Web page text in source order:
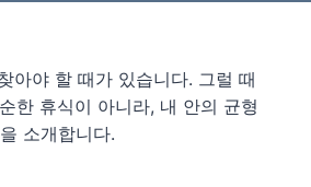
아야 할 때가 있습니다. 그럴 때
한 휴식이 아니라, 내 안의 균형
소개합니다.